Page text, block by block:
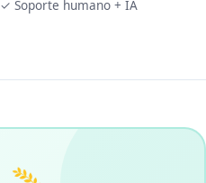
✓ Soporte humano + IA